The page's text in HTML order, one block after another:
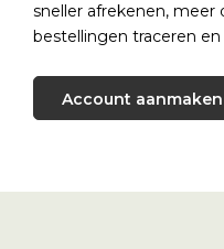
sneller afrekenen, meer
bestellingen traceren en
Account aanmaken